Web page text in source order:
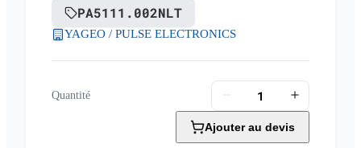
PA5111.002NLT
YAGEO / PULSE ELECTRONICS
Quantité
Ajouter au devis